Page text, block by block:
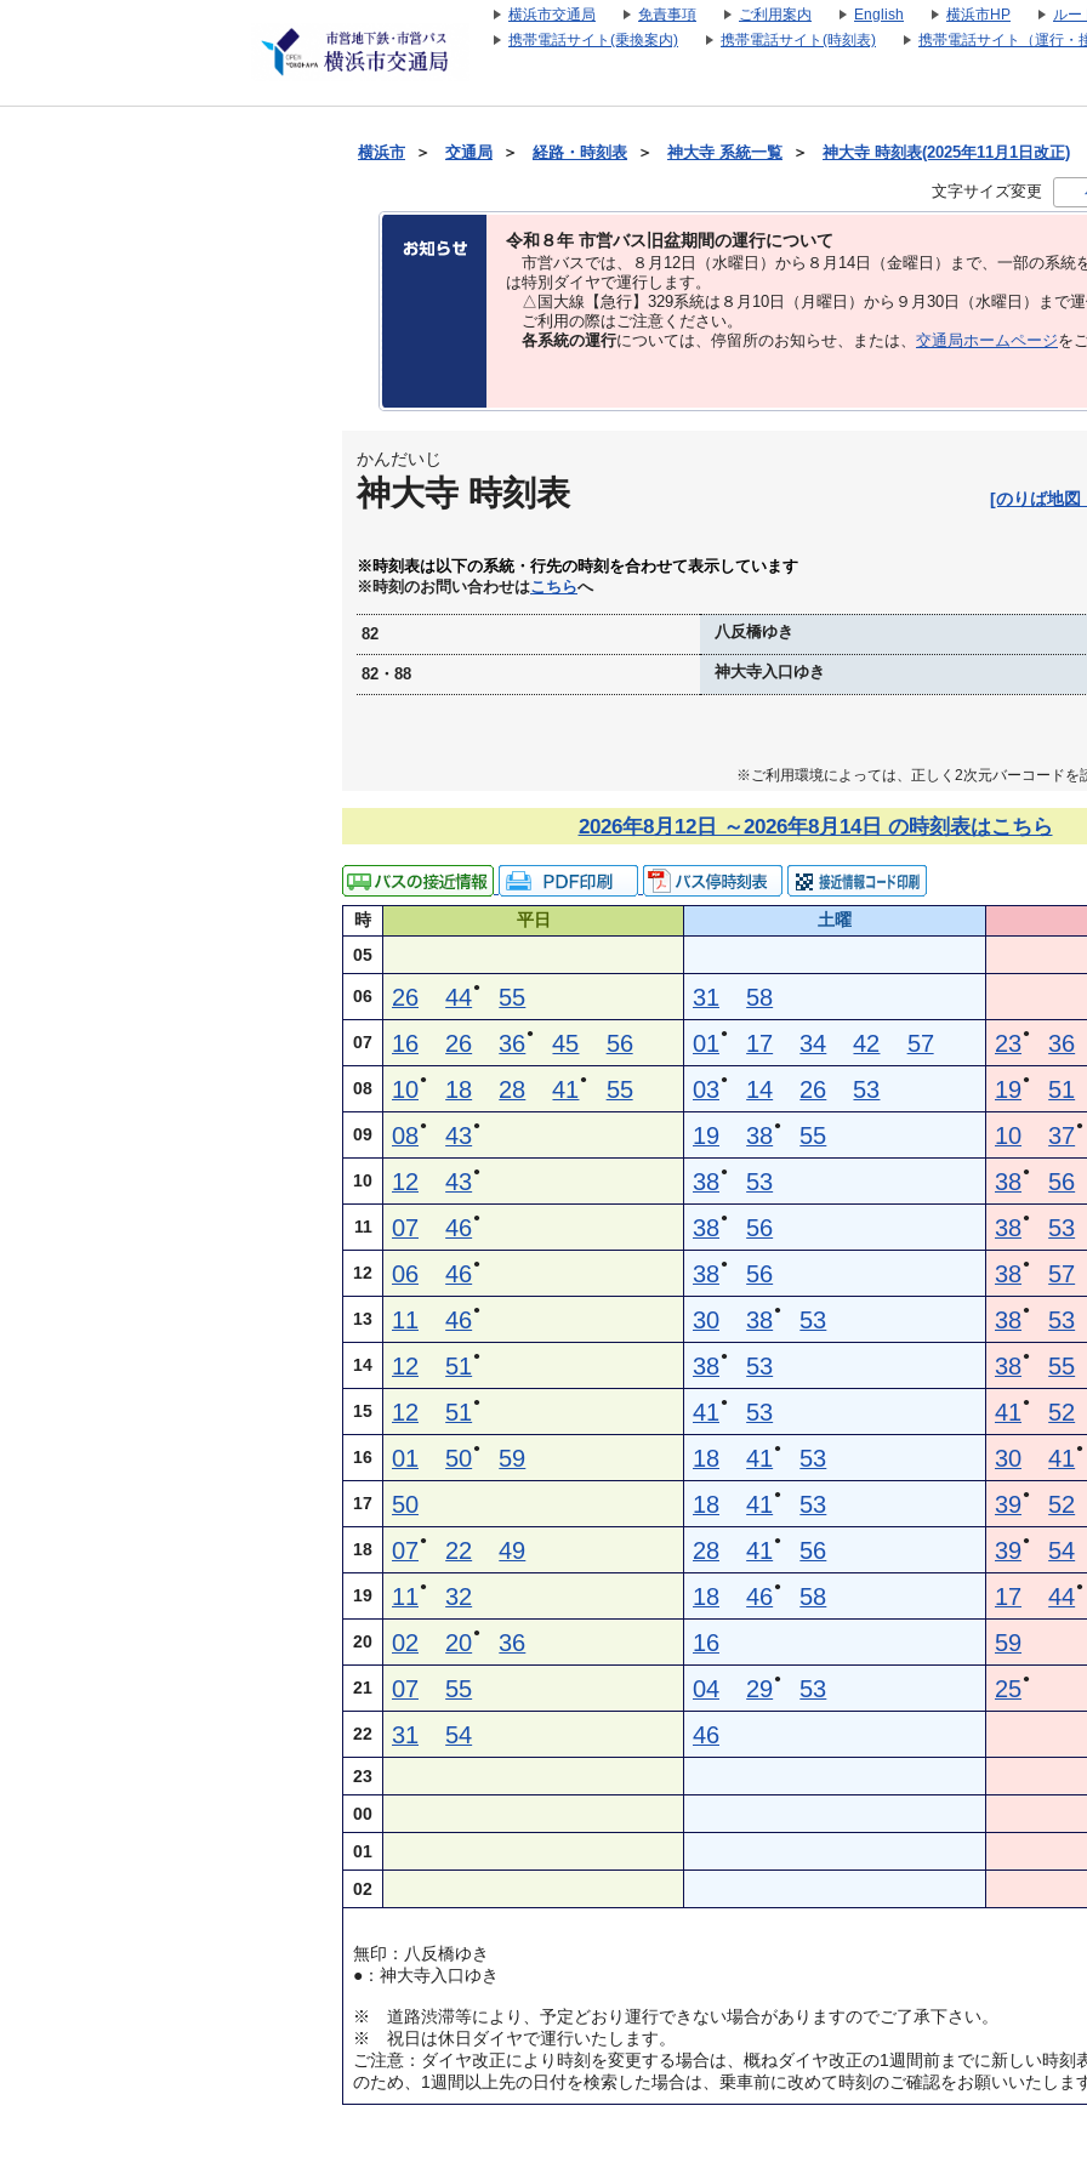
横浜市交通局 免責事項 ご利用案内 English 横浜市HP ルー
携帯電話サイト(乗換案内)
携帯電話サイト(時刻表) 携帯電話サイト（運行・
横浜市 ＞ 交通局 ＞ 経路・時刻表 ＞ 神大寺 系統一覧 ＞ 神大寺 時刻表(2025年11月1日改正)
文字サイズ変更
令和８年 市営バス旧盆期間の運行について
市営バスでは、８⽉12⽇（水曜日）から８⽉14⽇（金曜日）まで、⼀部の系統
は特別ダイヤで運⾏します。
△国大線【急行】329系統は８月10日（月曜日）から９月30日（水曜日）まで運
ご利用の際はご注意ください。
各系統の運行については、停留所のお知らせ、または、 交通局ホームページを
かんだいじ
神大寺 時刻表 [のりば地図
※時刻表は以下の系統・行先の時刻を合わせて表示しています
※時刻のお問い合わせはこちらへ
82 八反橋ゆき
82・88 神大寺入口ゆき
※ご利用環境によっては、正しく2次元バーコードを
2026年8月12日 ～2026年8月14日 の時刻表はこちら
時 平日 土曜
05
06 26 44● 55 31 58
07 16 26 36● 45 56 01 ● 17 34 42 57 23● 36
08 10● 18 28 41 ● 55 03● 14 26 53 19● 51
09 08● 43● 19 38● 55 10 37●
10 12 43● 38● 53 38● 56
11 07 46● 38● 56 38● 53
12 06 46● 38● 56 38● 57
13 11 46● 30 38● 53 38● 53
14 12 51 ● 38● 53 38● 55
15 12 51 ● 41 ● 53 41 ● 52
16 01 50● 59 18 41 ● 53 30 41 ●
17 50 18 41 ● 53 39● 52
18 07● 22 49 28 41 ● 56 39● 54
19 11 ● 32 18 46● 58 17 44●
20 02 20● 36 16 59
21 07 55 04 29● 53 25●
22 31 54 46
23
00
01
02
無印：八反橋ゆき
●：神大寺入口ゆき
※ 道路渋滞等により、予定どおり運行できない場合がありますのでご了承下さい。
※ 祝日は休日ダイヤで運行いたします。
ご注意：ダイヤ改正により時刻を変更する場合は、概ねダイヤ改正の1週間前までに新しい時刻
のため、1週間以上先の日付を検索した場合は、乗車前に改めて時刻のご確認をお願いいたします